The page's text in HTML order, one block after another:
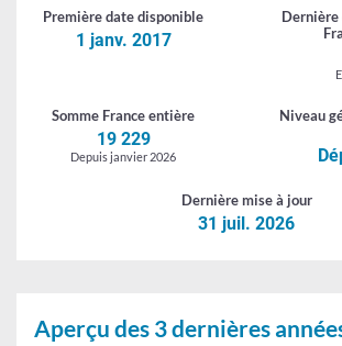
Première datedisponible
1 janv. 2017
Dernière
Somme France entière
19 229
Depuis janvier 2026
Niveau
Dernièremise à jour
31 juil. 2026
Aperçu des 3 dernières